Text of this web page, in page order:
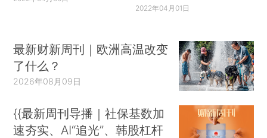
2022年04月01日
最新财新周刊｜欧洲高温改变
了什么？
2026年08月09日
{{最新周刊导播｜社保基数加
速夯实、AI“追光”、韩股杠杆